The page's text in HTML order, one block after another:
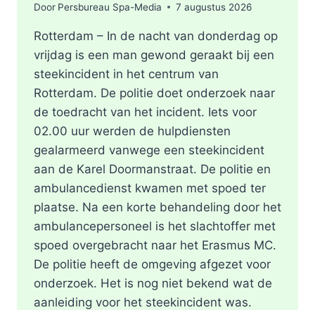
Door Persbureau Spa-Media 7 augustus 2026
Rotterdam – In de nacht van donderdag op
vrijdag is een man gewond geraakt bij een
steekincident in het centrum van
Rotterdam. De politie doet onderzoek naar
de toedracht van het incident. Iets voor
02.00 uur werden de hulpdiensten
gealarmeerd vanwege een steekincident
aan de Karel Doormanstraat. De politie en
ambulancedienst kwamen met spoed ter
plaatse. Na een korte behandeling door het
ambulancepersoneel is het slachtoffer met
spoed overgebracht naar het Erasmus MC.
De politie heeft de omgeving afgezet voor
onderzoek. Het is nog niet bekend wat de
aanleiding voor het steekincident was.